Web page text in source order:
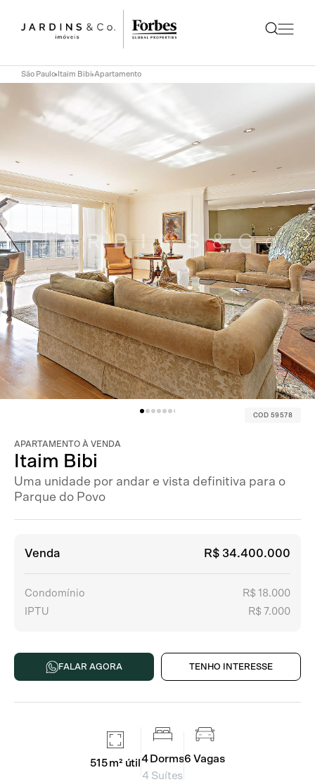
São Paulo Itaim Bibi Apartamento
COD 59578
APARTAMENTO À VENDA
Itaim Bibi
Uma unidade por andar e vista definitiva para o
Parque do Povo
Venda R$ 34.400.000
Condomínio
R$ 18.000
IPTU
R$ 7.000
FALAR AGORA TENHO INTERESSE
515 m² útil 4Dorms
4 Suítes
6 Vagas